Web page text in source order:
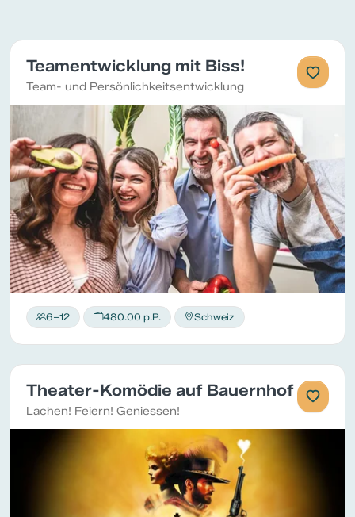
Teamentwicklung mit Biss!
Team- und Persönlichkeitsentwicklung
6–12 480.00 p.P. Schweiz
Theater-Komödie auf Bauernhof
Lachen! Feiern! Geniessen!